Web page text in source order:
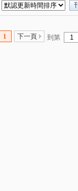
1 下一頁 到第